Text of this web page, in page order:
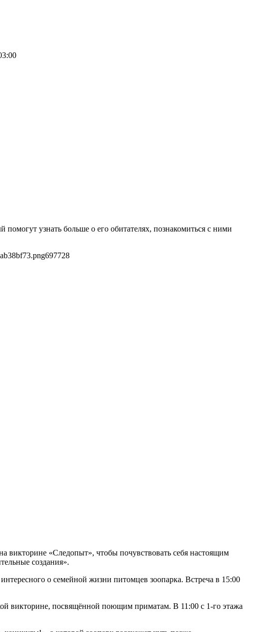
узнать больше о его обитателях, познакомиться с ними
697728
викторине «Следопыт», чтобы почувствовать себя настоящим
создания».
о семейной жизни питомцев зоопарка. Встреча в 15:00
викторине, посвящённой поющим приматам. В 11:00 с 1-го этажа